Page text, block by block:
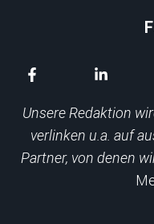
Unsere Redaktion
verlinken u.a. auf
Partner, von denen